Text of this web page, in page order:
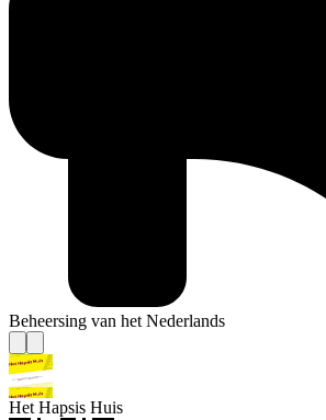
Beheersing van het Nederlands
Het Hapsis Huis